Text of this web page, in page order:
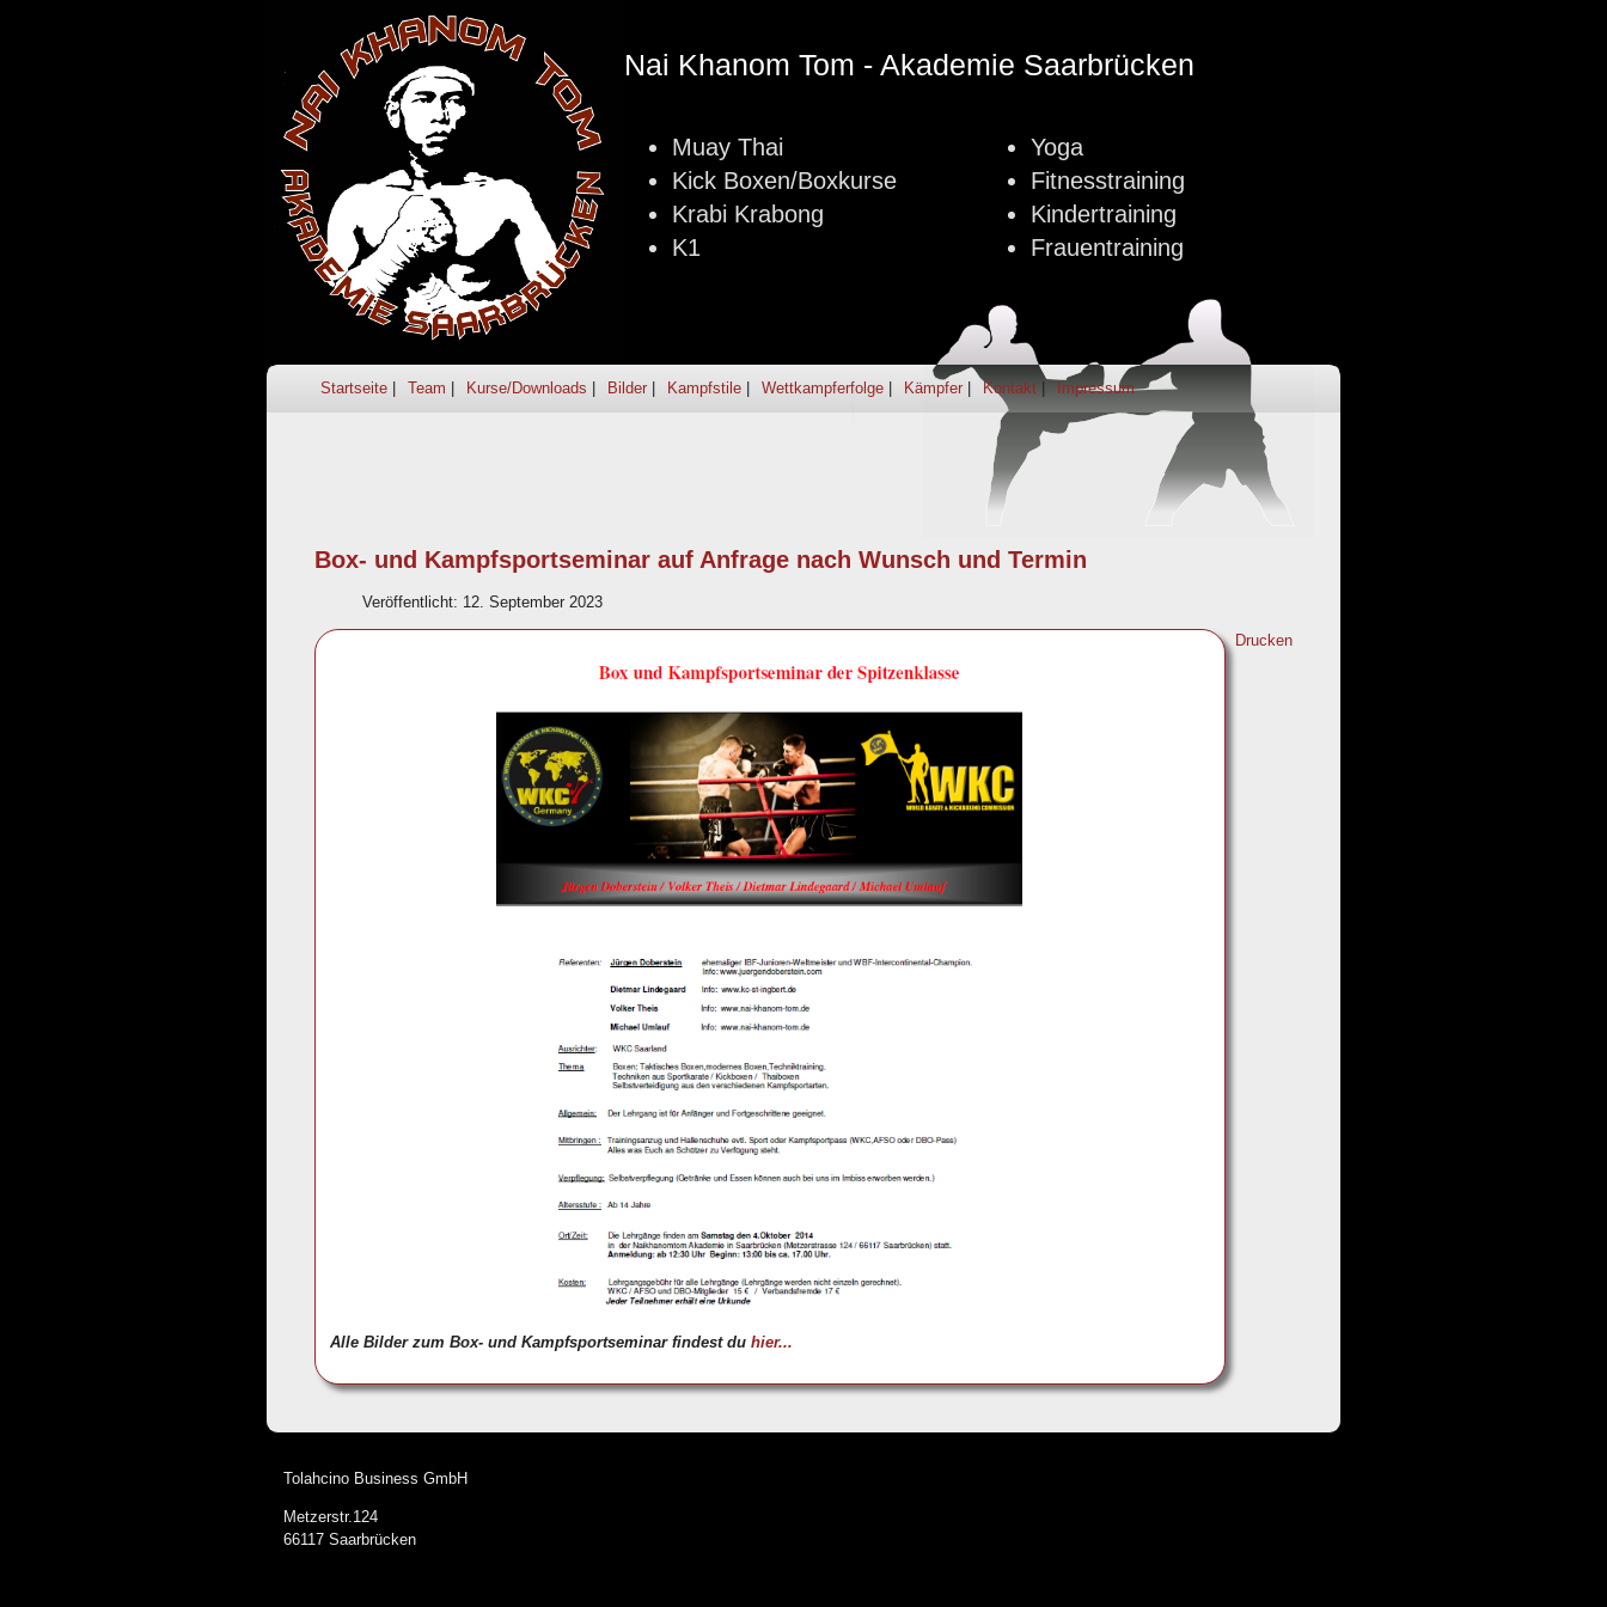
Nai Khanom Tom - Akademie Saarbrücken
Muay Thai
Kick Boxen/Boxkurse
Krabi Krabong
K1
Yoga
Fitnesstraining
Kindertraining
Frauentraining
Startseite Team Kurse/Downloads Bilder Kampfstile Wettkampferfolge Kämpfer Kontakt Impressum
Box- und Kampfsportseminar auf Anfrage nach Wunsch und Termin
Drucken
Veröffentlicht: 12. September 2023
Alle Bilder zum Box- und Kampfsportseminar findest du hier...
Tolahcino Business GmbH
Metzerstr.124
66117 Saarbrücken